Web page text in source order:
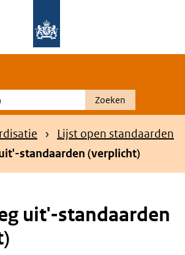
Zoeken
Lijst open standaarden
standaarden (verplicht)
uit'-standaarden